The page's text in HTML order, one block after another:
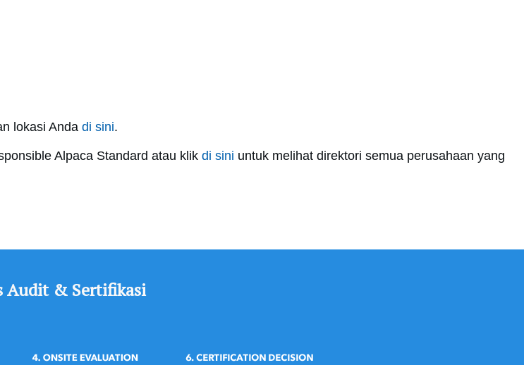
lokasi Anda di sini.
Alpaca Standard atau klik di sini untuk melihat direktori semua perusahaan yang
Audit & Sertifikasi